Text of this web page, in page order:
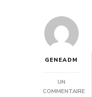
GENEADM
UN
COMMENTAIRE